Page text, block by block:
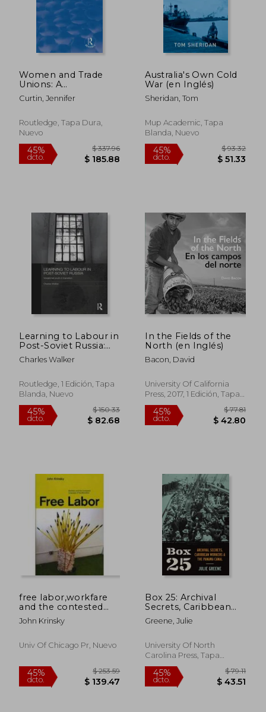
dcto. $ 46.11 dcto.
Women and Trade
Unions: A
Comparative
Perspective (en
Curtin, Jennifer
Routledge, Tapa Dura,
Nuevo
45%
dcto. $ 185.88
Australia's Own Cold
War (en Inglés)
Sheridan, Tom
Mup Academic, Tapa
Blanda, Nuevo
45%
dcto. $
Learning to Labour in
Post-Soviet Russia:
Vocational Youth in
Transition (en Inglés)
Charles Walker
Routledge, 1 Edición, Tapa
Blanda, Nuevo
In the Fields of the
North (en Inglés)
Bacon, David
University Of California
Press, 2017, 1 Edición, Tapa
Blanda, Nuevo
free labor,workfare
and the contested
language of
neoliberalism
John Krinsky
Univ Of Chicago Pr, Nuevo
Box 25: Archival
Secrets, Caribbean
Workers, and the
Panama Canal (en
Greene, Julie
University Of North
Carolina Press, Tapa
Blanda, Nuevo